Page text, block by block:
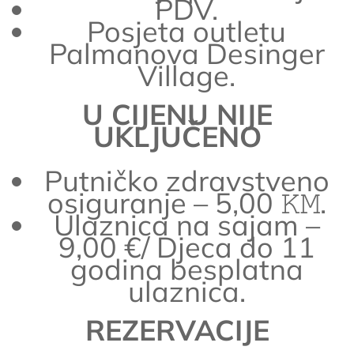
PDV.
Posjeta outletu
Palmanova Desinger
Village.
U CIJENU NIJE
UKLJUČENO
Putničko zdravstveno
osiguranje – 5,00 𝙺𝙼.
Ulaznica na sajam –
9,00 €/ Djeca do 11
godina besplatna
ulaznica.
REZERVACIJE